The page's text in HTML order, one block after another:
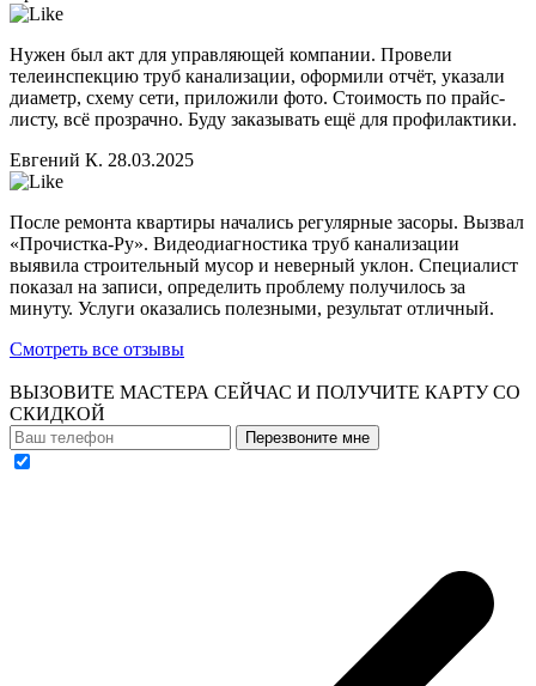
Нужен был акт для управляющей компании. Провели
телеинспекцию труб канализации, оформили отчёт, указали
диаметр, схему сети, приложили фото. Стоимость по прайс-
листу, всё прозрачно. Буду заказывать ещё для профилактики.
Евгений К. 28.03.2025
После ремонта квартиры начались регулярные засоры. Вызвал
«Прочистка-Ру». Видеодиагностика труб канализации
выявила строительный мусор и неверный уклон. Специалист
показал на записи, определить проблему получилось за
минуту. Услуги оказались полезными, результат отличный.
Смотреть все отзывы
ВЫЗОВИТЕ МАСТЕРА СЕЙЧАС И ПОЛУЧИТЕ КАРТУ СО
СКИДКОЙ
Перезвоните мне